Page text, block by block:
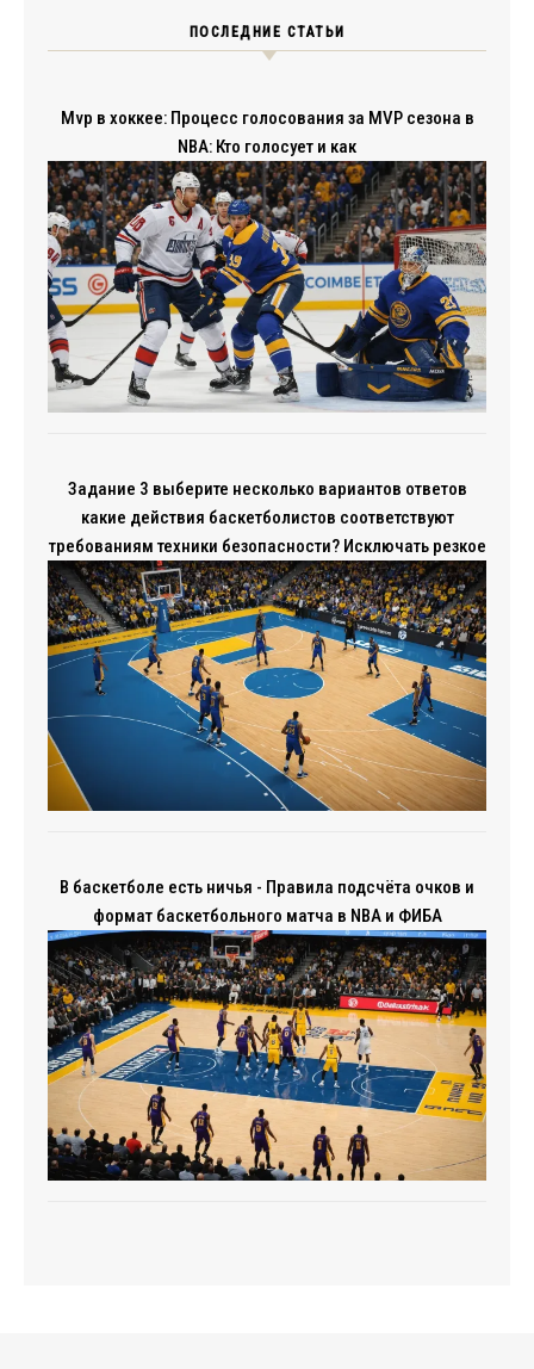
ПОСЛЕДНИЕ СТАТЬИ
Mvp в хоккее: Процесс голосования за MVP сезона в
NBA: Кто голосует и как
Задание 3 выберите несколько вариантов ответов
какие действия баскетболистов соответствуют
требованиям техники безопасности? Исключать резкое
В баскетболе есть ничья - Правила подсчёта очков и
формат баскетбольного матча в NBA и ФИБА